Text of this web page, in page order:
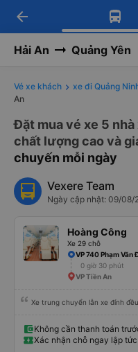
Tải app
Nhận ưu
Tải app
-30k/ghế
arrow_back
Hải An Quảng Yên
Vé xe khách xe đi Quảng
An
Đặt mua vé xe 5
chất lượng cao và
chuyến mỗi ngày
Vexere Team
Ngày cập nhật: 09/08/
Hoàng Công
Xe 29 chỗ
VP 740 Phạm Văn
0 giờ 30 phút
VP Tiền An
Xe trung chuyển lẫn xe đính
Không cần thanh toán
Xác nhận chỗ ngay lập tức